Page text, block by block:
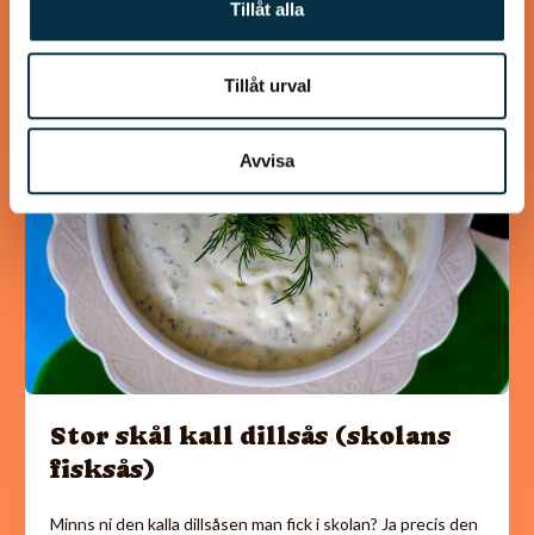
Tillåt alla
Tillåt urval
Avvisa
Stor skål kall dillsås (skolans
fisksås)
Minns ni den kalla dillsåsen man fick i skolan? Ja precis den